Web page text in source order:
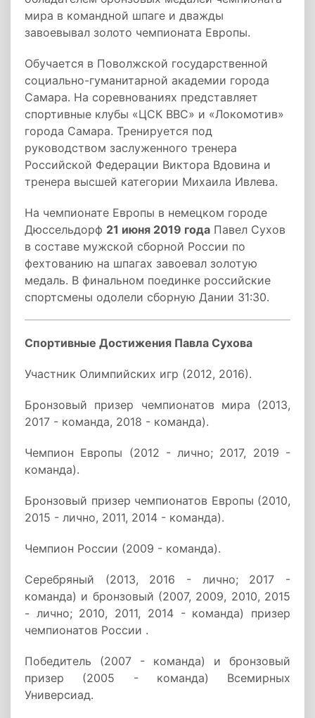
мира в командной шпаге и дважды
завоевывал золото чемпионата Европы.
Обучается в Поволжской государственной
социально-гуманитарной академии города
Самара. На соревнованиях представляет
спортивные клубы «ЦСК ВВС» и «Локомотив»
города Самара. Тренируется под
руководством заслуженного тренера
Российской Федерации Виктора Вдовина и
тренера высшей категории Михаила Ивлева.
На чемпионате Европы в немецком городе
Дюссельдорф 21 июня 2019 года Павел Сухов
в составе мужской сборной России по
фехтованию на шпагах завоевал золотую
медаль. В финальном поединке российские
спортсмены одолели сборную Дании 31:30.
Спортивные Достижения Павла Сухова
Участник Олимпийских игр (2012, 2016).
Бронзовый призер чемпионатов мира (2013,
2017 - команда, 2018 - команда).
Чемпион Европы (2012 - лично; 2017, 2019 -
команда).
Бронзовый призер чемпионатов Европы (2010,
2015 - лично, 2011, 2014 - команда).
Чемпион России (2009 - команда).
Серебряный (2013, 2016 - лично; 2017 -
команда) и бронзовый (2007, 2009, 2010, 2015
- лично; 2010, 2011, 2014 - команда) призер
чемпионатов России .
Победитель (2007 - команда) и бронзовый
призер (2005 - команда) Всемирных
Универсиад.